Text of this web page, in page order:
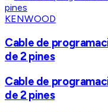
KENWOOD
Cable de
de 2 pines
Cable de
de 2 pines